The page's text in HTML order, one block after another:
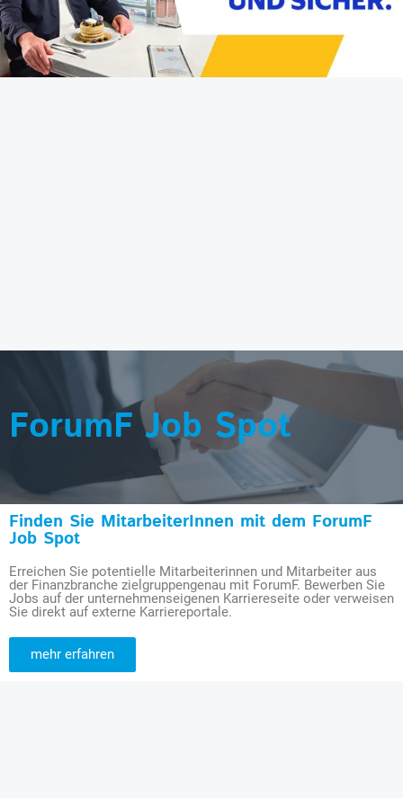
ForumF Job Spot
Finden Sie MitarbeiterInnen mit dem ForumF
Job Spot
Erreichen Sie potentielle Mitarbeiterinnen und Mitarbeiter aus
der Finanzbranche zielgruppengenau mit ForumF. Bewerben Sie
Jobs auf der unternehmenseigenen Karriereseite oder verweisen
Sie direkt auf externe Karriereportale.
mehr erfahren